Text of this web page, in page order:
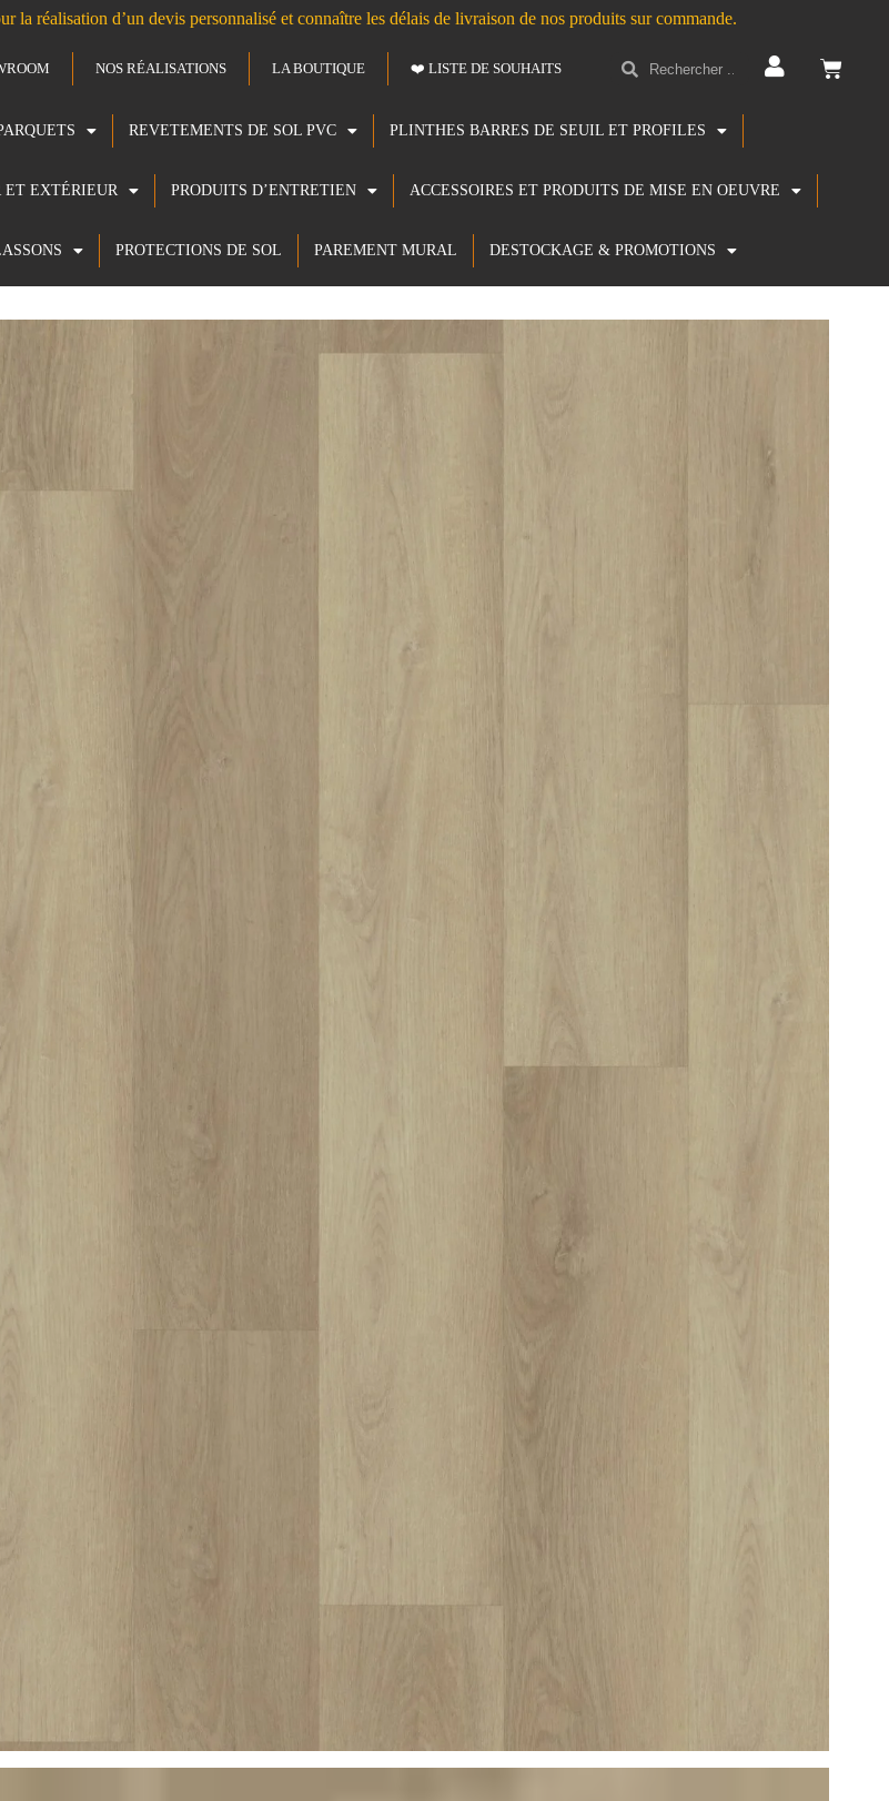
la réalisation d’un devis personnalisé et connaître les délais de livraison de nos produits sur commande.
NOS RÉALISATIONS LA BOUTIQUE ❤️ LISTE DE SOUHAITS
REVETEMENTS DE SOL PVC PLINTHES BARRES DE SEUIL ET PROFILES
EXTÉRIEUR PRODUITS D’ENTRETIEN ACCESSOIRES ET PRODUITS DE MISE EN OEUVRE
PROTECTIONS DE SOL PAREMENT MURAL DESTOCKAGE & PROMOTIONS